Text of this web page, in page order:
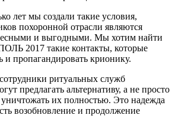
лет мы создали такие условия,
похоронной отрасли являются
и выгодными. Мы хотим найти
2017 такие контакты, которые
и пропагандировать крионику.
ритуальных служб
предлагать альтернативу, а не просто
их полностью. Это надежда
возобновление и продолжение